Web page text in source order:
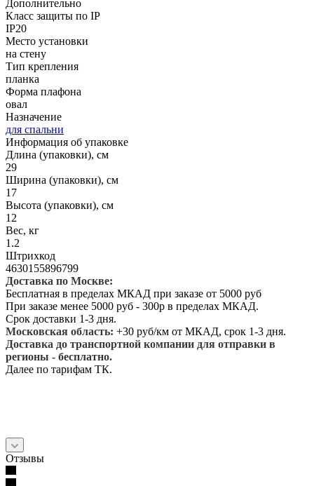
Дополнительно
Класс защиты по IP
IP20
Место установки
на стену
Тип крепления
планка
Форма плафона
овал
Назначение
для спальни
Информация об упаковке
Длина (упаковки), см
29
Ширина (упаковки), см
17
Высота (упаковки), см
12
Вес, кг
1.2
Штрихкод
4630155896799
Доставка по Москве:
Бесплатная в пределах МКАД при заказе от 5000 руб
При заказе менее 5000 руб - 300р в пределах МКАД.
Срок доставки 1-3 дня.
Московская область: +30 руб/км от МКАД, срок 1-3 дня.
Доставка до транспортной компании для отправки в
регионы - бесплатно.
Далее по тарифам ТК.
Отзывы